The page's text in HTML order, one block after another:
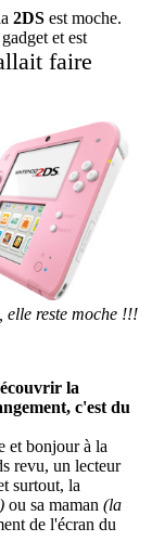
2DS est moche.
et est
faire
elle reste moche !!!
la
c'est du
et bonjour à la
revu, un lecteur
surtout, la
ou sa maman (la
de l'écran du